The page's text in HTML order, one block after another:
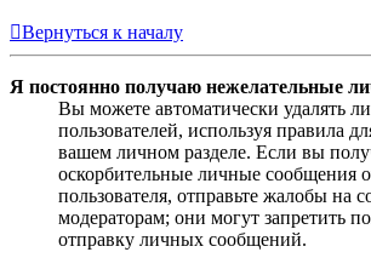
Вернуться к началу
Я постоянно получаю нежелательные
Вы можете автоматически удалять
пользователей, используя правила
вашем личном разделе. Если вы
оскорбительные личные сообщения
пользователя, отправьте жалобы на
модераторам; они могут запретить
отправку личных сообщений.